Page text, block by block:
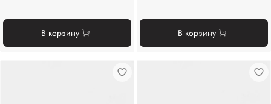
В корзину В корзину